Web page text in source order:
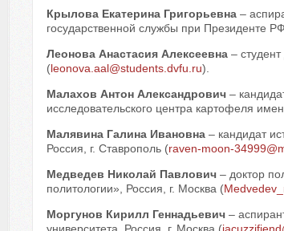
Крылова Екатерина Григорьевна –
государственной службы при Президенте
Леонова Анастасия Алексеевна –
(leonova.aal@students.dvfu.ru).
Малахов Антон Александрович –
исследовательского центра картофеля
Малявина Галина Ивановна – кандидат
Россия, г. Ставрополь (raven-moon-
Медведев Николай Павлович – доктор
политологии», Россия, г. Москва (
Моргунов Кирилл Геннадьевич –